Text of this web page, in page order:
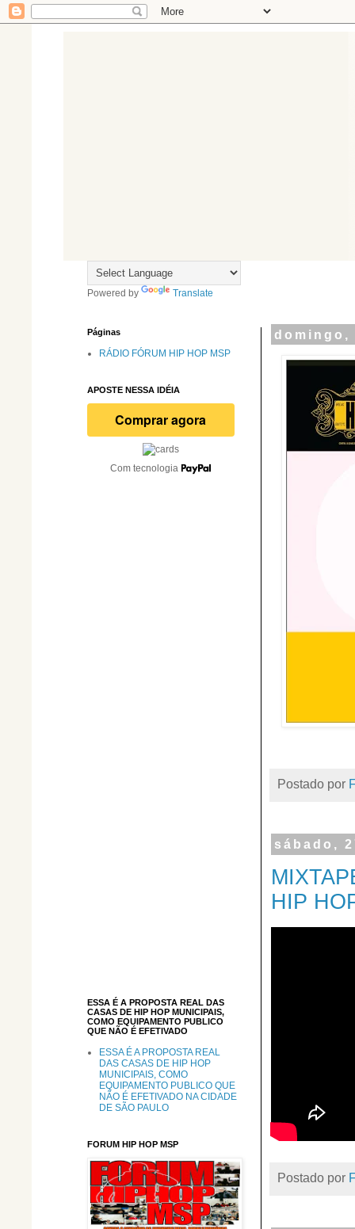
Powered by Translate
domingo,
Postado por
sábado,
HIP
Postado por
Páginas
RÁDIO FÓRUM HIP HOP MSP
APOSTE NESSA IDÉIA
Com tecnologia
ESSA É A PROPOSTA REAL DAS
CASAS DE HIP HOP MUNICIPAIS,
COMO EQUIPAMENTO PUBLICO
QUE NÃO É EFETIVADO
ESSA É A PROPOSTA REAL
DAS CASAS DE HIP HOP
MUNICIPAIS, COMO
EQUIPAMENTO PUBLICO QUE
NÃO É EFETIVADO NA CIDADE
DE SÃO PAULO
FORUM HIP HOP MSP